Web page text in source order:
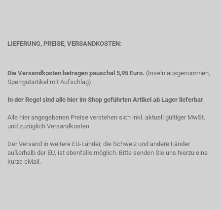
LIEFERUNG, PREISE, VERSANDKOSTEN:
Die Versandkosten betragen pauschal 5,95 Euro. (Inseln ausgenommen,
Sperrgutartikel mit Aufschlag)
In der Regel sind alle hier im Shop geführten Artikel ab Lager lieferbar.
Alle hier angegebenen Preise verstehen sich inkl. aktuell gültiger MwSt.
und zuzüglich Versandkosten.
Der Versand in weitere EU-Länder, die Schweiz und andere Länder
außerhalb der EU, ist ebenfalls möglich. Bitte senden Sie uns hierzu eine
kurze eMail.